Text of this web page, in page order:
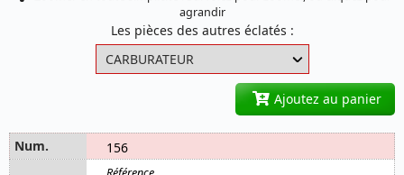
agrandir
Les pièces des autres éclatés :
Ajoutez au panier
156